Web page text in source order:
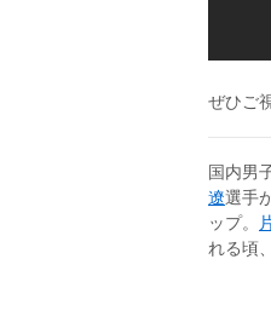
ぜひご
国内男
遼選手
ップ。
れる頃